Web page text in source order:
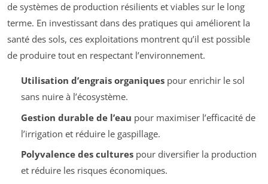
de systèmes de production résilients et viables sur le long
terme. En investissant dans des pratiques qui améliorent la
santé des sols, ces exploitations montrent qu’il est possible
de produire tout en respectant l’environnement.
Utilisation d’engrais organiquespour enrichir le sol
sans nuire à l’écosystème.
Gestion durable de l’eau pour maximiser l’efficacité de
l’irrigation et réduire le gaspillage.
Polyvalence des culturespour diversifier la production
et réduire les risques économiques.